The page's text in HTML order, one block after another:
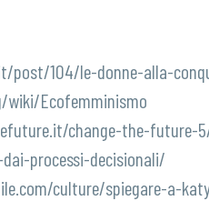
post/104/le-donne-alla-
Ecofemminismo
change-the-future-
processi-decisionali/
culture/spiegare-a-